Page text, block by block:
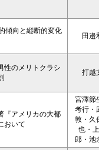
傾向と縦断的変化
田邉
性のメリトクラシ
打越
『アメリカの大都
おいて
宮澤節
考行・
敦・久
也・
郎・池